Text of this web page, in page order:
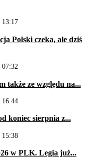
13:17
Polski czeka, ale dziś
07:32
także ze względu na...
16:44
koniec sierpnia z...
15:38
w PLK. Legia już...